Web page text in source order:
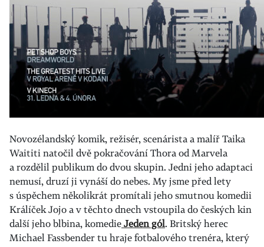
Novozélandský komik, režisér, scenárista a malíř Taika
Waititi natočil dvě pokračování Thora od Marvela
a rozdělil publikum do dvou skupin. Jedni jeho adaptaci
nemusí, druzí ji vynáší do nebes. My jsme před lety
s úspěchem několikrát promítali jeho smutnou komedii
Králíček Jojo a v těchto dnech vstoupila do českých kin
další jeho blbina, komedieJeden gól. Britský herec
Michael Fassbender tu hraje fotbalového trenéra, který